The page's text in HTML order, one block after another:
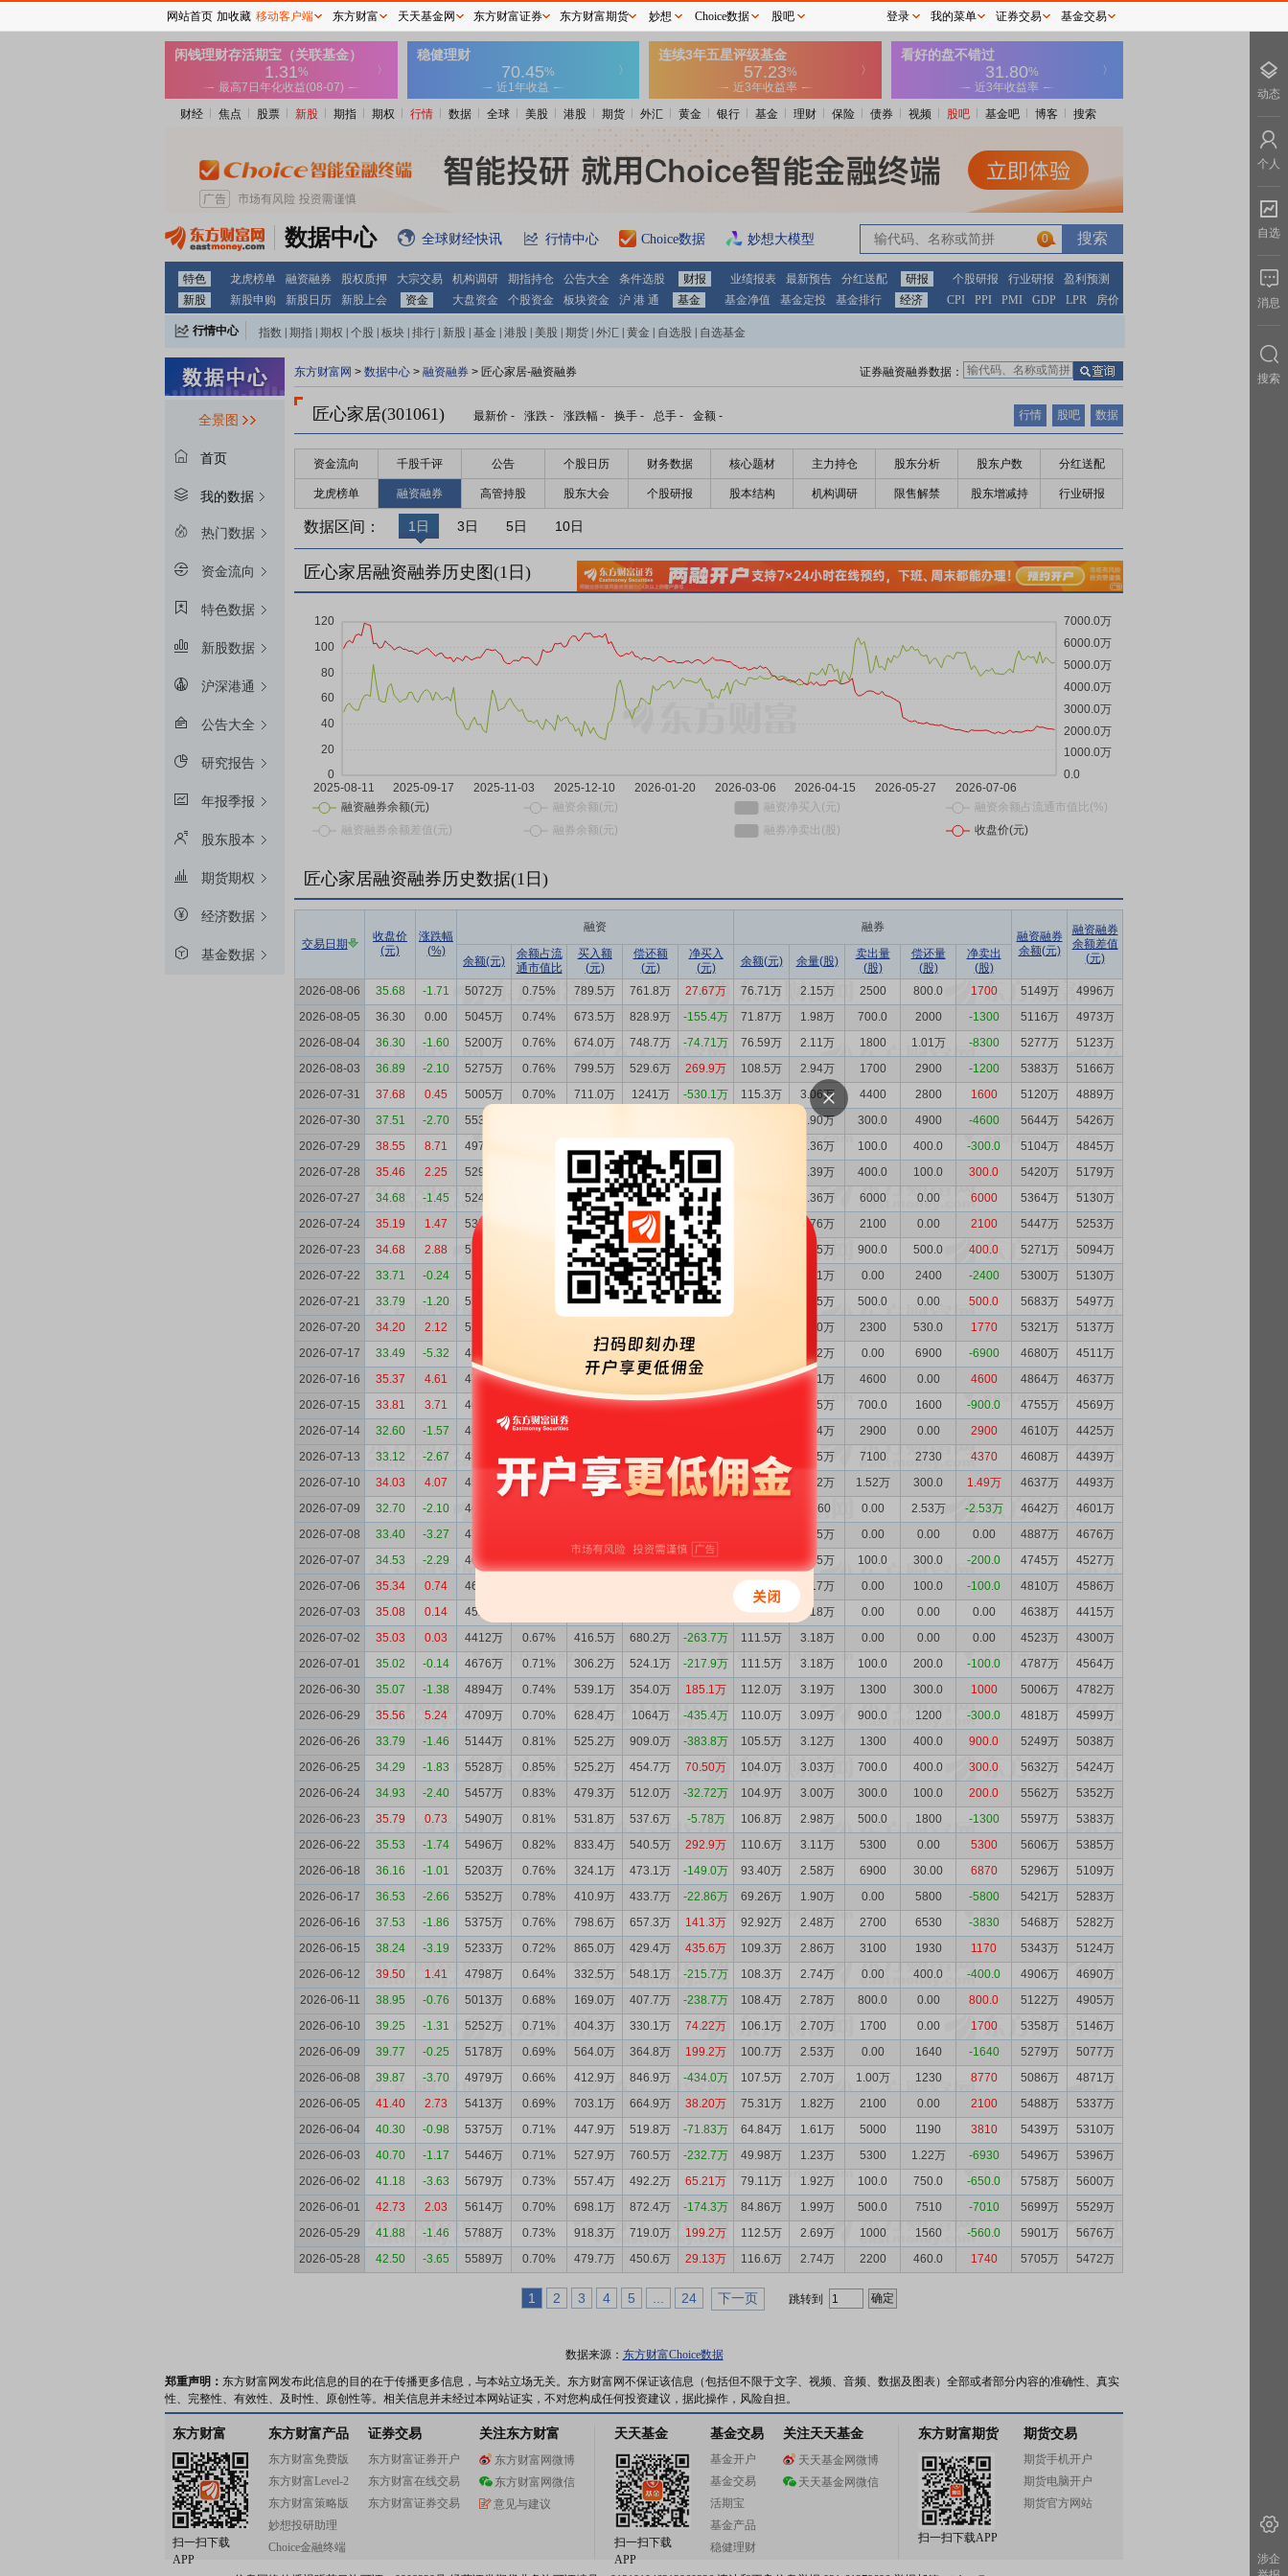
财经 焦点 股票 新股 期指 期权 行情 数据 全球 美股 港股 期货 外汇 黄金 银行 基金 理财 保险 债券 视频 股吧 基金吧 博客 搜索
数据中心 全球财经快讯 行情中心 Choice数据 妙想大模型 0
特色 龙虎榜单 融资融券 股权质押 大宗交易 机构调研 期指持仓 公告大全 条件选股 财报 业绩报表 最新预告 分红送配 研报 个股研报 行业研报
盈利预测
新股
新股申购 新股日历 新股上会 资金 大盘资金 个股资金 板块资金 沪 港 通 基金 基金净值 基金定投 基金排行 经济 CPI PPI PMI GDP LPR 房价
行情中心 指数 期指 期权 个股 板块 排行 新股 基金 港股 美股 期货 外汇 黄金 自选股 自选基金
全景图
首页
我的数据
热门数据
资金流向
特色数据
新股数据
沪深港通
公告大全
研究报告
年报季报
股东股本
期货期权
经济数据
基金数据
东方财富网 > 数据中心 > 融资融券 > 匠心家居-融资融券 证券融资融券数据：
匠心家居(301061) 最新价 - 涨跌 - 涨跌幅 - 换手 - 总手 - 金额 - 行情 股吧 数据
资金流向 千股千评 公告 个股日历 财务数据 核心题材 主力持仓 股东分析 股东户数 分红送配
龙虎榜单 融资融券 高管持股 股东大会 个股研报 股本结构 机构调研 限售解禁 股东增减持 行业研报
数据区间： 1日 3日 5日 10日
匠心家居融资融券历史图(1 日)
匠心家居融资融券历史数据(1 日)
交易日期
收盘价
(元)
涨跌幅
(%)
融资 融券
融资融券
余额(元)
融资融券
余额差值
(元)
余额(元)
余额占流
通市值比
买入额
(元)
偿还额
(元)
净买入
(元)
余额(元) 余量(股)
卖出量
(股)
偿还量
(股)
净卖出
(股)
2026-08-06
35.68 -1.71 5072万 0.75% 789.5万 761.8万 27.67万 76.71万 2.15万 2500 800.0 1700 5149万
4996万
2026-08-05
36.30 0.00 5045万 0.74% 673.5万 828.9万 -155.4万 71.87万 1.98万 700.0 2000 -1300 5116万
4973万
2026-08-04
36.30 -1.60 5200万 0.76% 674.0万 748.7万 -74.71万 76.59万 2.11万 1800 1.01万 -8300 5277万
5123万
2026-08-03
36.89 -2.10 5275万 0.76% 799.5万 529.6万 269.9万 108.5万 2.94万 1700 2900 -1200 5383万
5166万
2026-07-31
37.68 0.45 5005万 0.70% 711.0万 1241万 -530.1万 115.3万 3.06万 4400 2800 1600 5120万
4889万
2026-07-30
37.51 -2.70 5535万 2.90万 300.0 4900 -4600 5644万
5426万
2026-07-29
38.55 8.71 4974万 3.36万 100.0 400.0 -300.0 5104万
4845万
2026-07-28
35.46 2.25 5299万 546.1万 493.7万 52.43万 3.39万 400.0 100.0 300.0 5420万
5179万
2026-07-27
34.68 -1.45 5247万 709.0万 811.6万 -102.6万 3.36万 6000 0.00 6000 5364万
5130万
2026-07-24
35.19 1.47 5350万 453.2万 285.7万 167.4万 2.76万 2100 0.00 2100 5447万
5253万
2026-07-23
34.68 2.88 5182万 423.7万 456.4万 -32.74万 2.55万 900.0 500.0 400.0 5271万
5094万
2026-07-22
33.71 -0.24 5215万 274.7万 650.1万 -375.4万 2.51万 0.00 2400 -2400 5300万
5130万
2026-07-21
33.79 -1.20 5590万 847.4万 485.9万 361.5万 2.75万 500.0 0.00 500.0 5683万
5497万
2026-07-20
34.20 2.12 5229万 2.70万 2300 530.0 1770 5321万
5137万
2026-07-17
33.49 -5.32 4596万 676.2万 831.3万 -155.0万 2.52万 0.00 6900 -6900 4680万
4511万
2026-07-16
35.37 4.61 4751万 0.71% 587.4万 498.5万 88.96万 113.6万 3.21万 4600 0.00 4600 4864万
4637万
2026-07-15
33.81 3.71 4662万 559.5万 415.3万 144.3万 2.75万 700.0 1600 -900.0 4755万
4569万
2026-07-14
32.60 -1.57 4518万 0.73% 2.84万 2900 0.00 2900 4610万
4425万
2026-07-13
33.12 -2.67 4524万 0.72% 282.9万 323.9万 -41.01万 84.56万 2.55万 7100 2730 4370 4608万
4439万
2026-07-10
34.03 4.07 4565万 0.71% 438.7万 495.6万 -56.93万 72.01万 2.12万 1.52万 300.0 1.49万 4637万
4493万
2026-07-09
32.70 -2.10 4622万 6260 0.00 2.53万 -2.53万 4642万
4601万
2026-07-08
33.40 -3.27 4781万 3.15万 0.00 0.00 0.00 4887万
4676万
2026-07-07
34.53 -2.29 4636万 -61.78万 3.15万 100.0 300.0 -200.0 4745万
4527万
2026-07-06
35.34 0.74 4698万 112.1万 3.17万 0.00 100.0 -100.0 4810万
4586万
2026-07-03
35.08 0.14 4526万 111.7万 3.18万 0.00 0.00 0.00 4638万
4415万
2026-07-02
35.03 0.03 4412万 0.67% 416.5万 680.2万 -263.7万 111.5万 3.18万 0.00 0.00 0.00 4523万
4300万
2026-07-01
35.02 -0.14 4676万 0.71% 306.2万 524.1万 -217.9万 111.5万 3.18万 100.0 200.0 -100.0 4787万
4564万
2026-06-30
35.07 -1.38 4894万 0.74% 539.1万 354.0万 185.1万 112.0万 3.19万 1300 300.0 1000 5006万
4782万
2026-06-29
35.56 5.24 4709万 0.70% 628.4万 1064万 -435.4万 110.0万 3.09万 900.0 1200 -300.0 4818万
4599万
2026-06-26
33.79 -1.46 5144万 0.81% 525.2万 909.0万 -383.8万 105.5万 3.12万 1300 400.0 900.0 5249万
5038万
2026-06-25
34.29 -1.83 5528万 0.85% 525.2万 454.7万 70.50万 104.0万 3.03万 700.0 400.0 300.0 5632万
5424万
2026-06-24
34.93 -2.40 5457万 0.83% 479.3万 512.0万 -32.72万 104.9万 3.00万 300.0 100.0 200.0 5562万
5352万
2026-06-23
35.79 0.73 5490万 0.81% 531.8万 537.6万 -5.78万 106.8万 2.98万 500.0 1800 -1300 5597万
5383万
2026-06-22
35.53 -1.74 5496万 0.82% 833.4万 540.5万 292.9万 110.6万 3.11万 5300 0.00 5300 5606万
5385万
2026-06-18
36.16 -1.01 5203万 0.76% 324.1万 473.1万 -149.0万 93.40万 2.58万 6900 30.00 6870 5296万
5109万
2026-06-17
36.53 -2.66 5352万 0.78% 410.9万 433.7万 -22.86万 69.26万 1.90万 0.00 5800 -5800 5421万
5283万
2026-06-16
37.53 -1.86 5375万 0.76% 798.6万 657.3万 141.3万 92.92万 2.48万 2700 6530 -3830 5468万
5282万
2026-06-15
38.24 -3.19 5233万 0.72% 865.0万 429.4万 435.6万 109.3万 2.86万 3100 1930 1170 5343万
5124万
2026-06-12
39.50 1.41 4798万 0.64% 332.5万 548.1万 -215.7万 108.3万 2.74万 0.00 400.0 -400.0 4906万
4690万
2026-06-11
38.95 -0.76 5013万 0.68% 169.0万 407.7万 -238.7万 108.4万 2.78万 800.0 0.00 800.0 5122万
4905万
2026-06-10
39.25 -1.31 5252万 0.71% 404.3万 330.1万 74.22万 106.1万 2.70万 1700 0.00 1700 5358万
5146万
2026-06-09
39.77 -0.25 5178万 0.69% 564.0万 364.8万 199.2万 100.7万 2.53万 0.00 1640 -1640 5279万
5077万
2026-06-08
39.87 -3.70 4979万 0.66% 412.9万 846.9万 -434.0万 107.5万 2.70万 1.00万 1230 8770 5086万
4871万
2026-06-05
41.40 2.73 5413万 0.69% 703.1万 664.9万 38.20万 75.31万 1.82万 2100 0.00 2100 5488万
5337万
2026-06-04
40.30 -0.98 5375万 0.71% 447.9万 519.8万 -71.83万 64.84万 1.61万 5000 1190 3810 5439万
5310万
2026-06-03
40.70 -1.17 5446万 0.71% 527.9万 760.5万 -232.7万 49.98万 1.23万 5300 1.22万 -6930 5496万
5396万
2026-06-02
41.18 -3.63 5679万 0.73% 557.4万 492.2万 65.21万 79.11万 1.92万 100.0 750.0 -650.0 5758万
5600万
2026-06-01
42.73 2.03 5614万 0.70% 698.1万 872.4万 -174.3万 84.86万 1.99万 500.0 7510 -7010 5699万
5529万
2026-05-29
41.88 -1.46 5788万 0.73% 918.3万 719.0万 199.2万 112.5万 2.69万 1000 1560 -560.0 5901万
5676万
2026-05-28
42.50 -3.65 5589万 0.70% 479.7万 450.6万 29.13万 116.6万 2.74万 2200 460.0 1740 5705万 5472万
1 2 3 4 5 24 下一页 跳转到
数据来源： 东方财富Choice数据
郑重声明： 东方财富网发布此信息的目的在于传播更多信息，与本站立场无关。东方财富网不保证该信息（包括但不限于文字、视频、音频、数据及图表）全部或者部分内容的准确性、真实
性、完整性、有效性、及时性、原创性等。相关信息并未经过本网站证实，不对您构成任何投资建议，据此操作，风险自担。
东方财富
扫一扫下载
APP
东方财富产品
东方财富免费版
东方财富Level-2
东方财富策略版
妙想投研助理
Choice金融终端
证券交易
东方财富证券开户
东方财富在线交易
东方财富证券交易
关注东方财富
东方财富网微博
东方财富网微信
意见与建议
天天基金
扫一扫下载
APP
基金交易
基金开户
基金交易
活期宝
基金产品
稳健理财
关注天天基金
天天基金网微博
天天基金网微信
东方财富期货
扫一扫下载APP
期货交易
期货手机开户
期货电脑开户
期货官方网站
网站首页 加收藏 移动客户端 东方财富 天天基金网 东方财富证券 东方财富期货 妙想 Choice数据 股吧 登录 我的菜单 证券交易 基金交易
动态
个人
自选
消息
搜索
涉企